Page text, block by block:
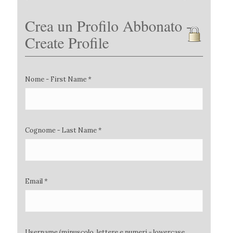
Crea un Profilo Abbonato -
Create Profile
Nome - First Name *
Cognome - Last Name *
Email *